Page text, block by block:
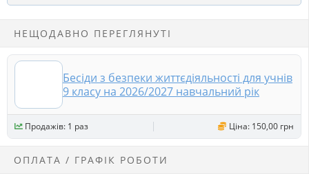
НЕЩОДАВНО ПЕРЕГЛЯНУТІ
Бесіди з безпеки життєдіяльності для учнів
9 класу на 2026/2027 навчальний рік
Продажів: 1 раз Ціна: 150,00 грн
ОПЛАТА / ГРАФІК РОБОТИ